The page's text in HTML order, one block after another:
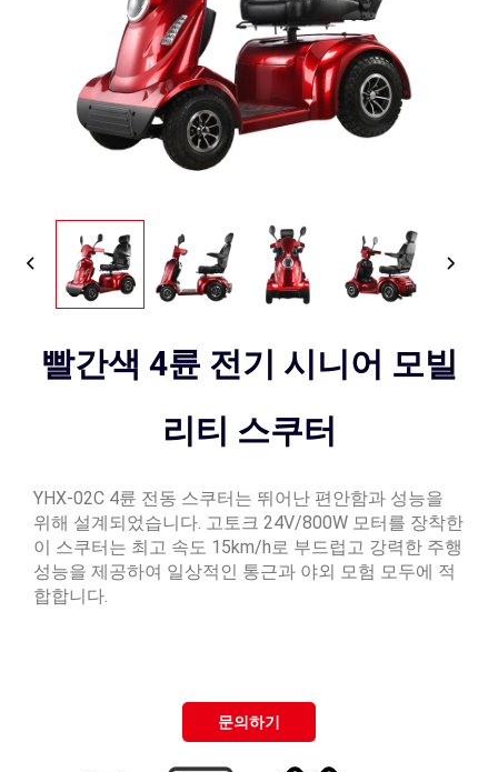
빨간색 4륜 전기 시니어 모빌
리티 스쿠터
YHX-02C 4륜 전동 스쿠터는 뛰어난 편안함과 성능을
위해 설계되었습니다. 고토크 24V/800W 모터를 장착한
이 스쿠터는 최고 속도 15km/h로 부드럽고 강력한 주행
성능을 제공하여 일상적인 통근과 야외 모험 모두에 적
합합니다.
문의하기